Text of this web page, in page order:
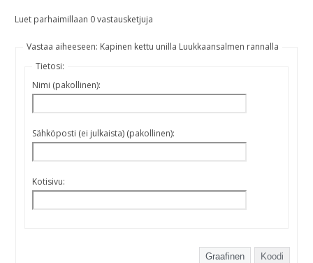
Luet parhaimillaan 0 vastausketjuja
Vastaa aiheeseen: Kapinen kettu unilla Luukkaansalmen rannalla
Tietosi:
Nimi (pakollinen):
Sähköposti (ei julkaista) (pakollinen):
Kotisivu:
Graafinen Koodi